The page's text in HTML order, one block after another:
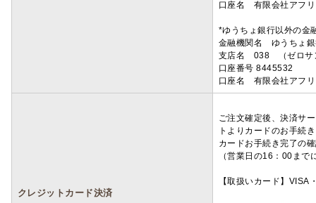
口座名 有限会社アフ
*ゆうちょ銀行以外の金
金融機関名 ゆうちょ
支店名 038 （ゼロサ
口座番号 8445532
口座名 有限会社アフ
クレジットカード決済
ご注文確定後、決済サ
トよりカードのお手続
カードお手続き完了の
（営業日の16：00ま
【取扱いカード】